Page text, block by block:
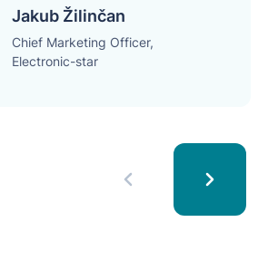
Jakub Žilinčan
Chief Marketing Officer,
Electronic-star